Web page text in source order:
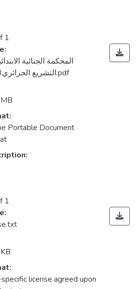
1
المحكمة الجنائية
التشريع الجزائري2023.pdf
Portable Document
1
license agreed upon